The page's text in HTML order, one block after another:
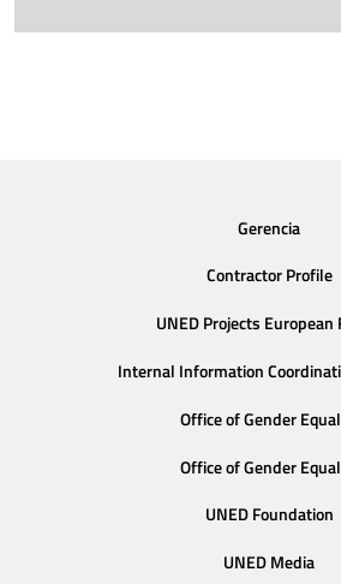
Gerencia
Contractor Profile
UNED Projects European
Internal Information
Office of Gender
Office of Gender
UNED Foundation
UNED Media